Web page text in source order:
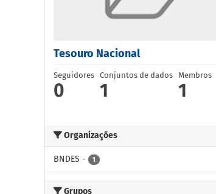
Tesouro Nacional
Seguidores
0
Conjuntos de dados
1
Membros
1
Organizações
BNDES - 1
Grupos